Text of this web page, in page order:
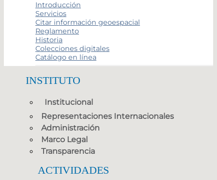
Introducción
Servicios
Citar información geoespacial
Reglamento
Historia
Colecciones digitales
Catálogo en línea
INSTITUTO
Institucional
Representaciones Internacionales
Administración
Marco Legal
Transparencia
ACTIVIDADES